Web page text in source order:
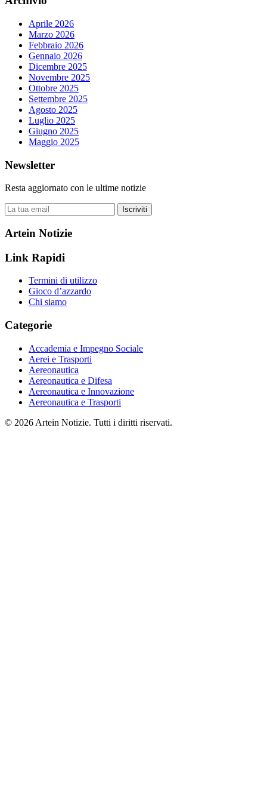
Aprile 2026
Marzo 2026
Febbraio 2026
Gennaio 2026
Dicembre 2025
Novembre 2025
Ottobre 2025
Settembre 2025
Agosto 2025
Luglio 2025
Giugno 2025
Maggio 2025
Newsletter
Resta aggiornato con le ultime notizie
Iscriviti
Artein Notizie
Link Rapidi
Termini di utilizzo
Gioco d’azzardo
Chi siamo
Categorie
Accademia e Impegno Sociale
Aerei e Trasporti
Aereonautica
Aereonautica e Difesa
Aereonautica e Innovazione
Aereonautica e Trasporti
© 2026 Artein Notizie. Tutti i diritti riservati.